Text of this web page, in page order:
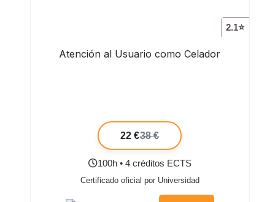
2.1⭐
Atención al Usuario como Celador
22 €38 €
100h • 4 créditos ECTS
Certificado oficial por Universidad